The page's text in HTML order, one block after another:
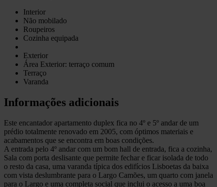
Interior
Não mobilado
Roupeiros
Cozinha equipada
Exterior
Área Exterior: terraço comum
Terraço
Varanda
Informações adicionais
Este encantador apartamento duplex fica no 4º e 5º andar de um
prédio totalmente renovado em 2005, com óptimos materiais e
acabamentos que se encontra em boas condições.
A entrada pelo 4º andar com um bom hall de entrada, fica a cozinha,
Sala com porta deslisante que permite fechar e ficar isolada de todo
o resto da casa, uma varanda típica dos edifícios Lisboetas da baixa
com vista deslumbrante para o Largo Camões, um quarto com janela
para o Largo e uma completa social que inclui o acesso a uma boa